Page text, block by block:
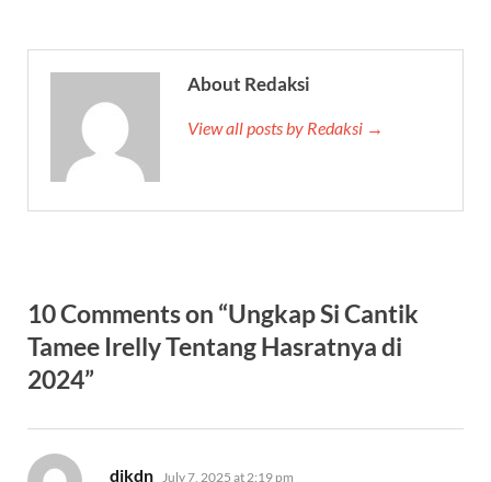
About Redaksi
View all posts by Redaksi →
10 Comments on “Ungkap Si Cantik
Tamee Irelly Tentang Hasratnya di
2024”
djkdn says:
July 7, 2025 at 2:19 pm